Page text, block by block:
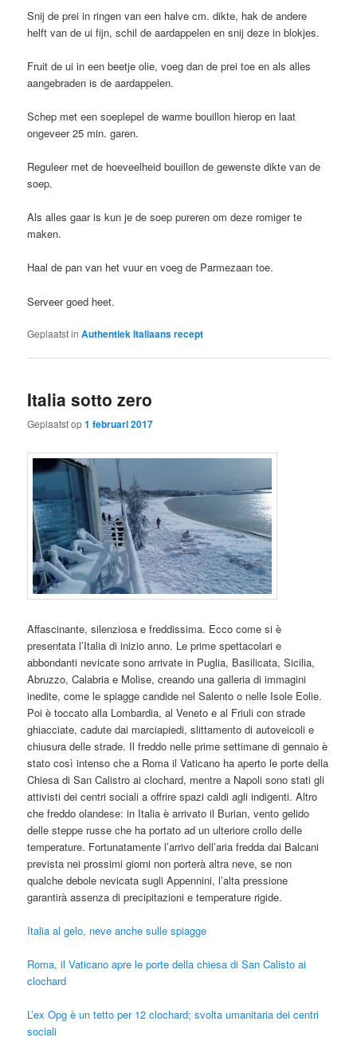
Snij de prei in ringen van een halve cm. dikte, hak de andere
helft van de ui fijn, schil de aardappelen en snij deze in blokjes.
Fruit de ui in een beetje olie, voeg dan de prei toe en als alles
aangebraden is de aardappelen.
Schep met een soeplepel de warme bouillon hierop en laat
ongeveer 25 min. garen.
Reguleer met de hoeveelheid bouillon de gewenste dikte van de
soep.
Als alles gaar is kun je de soep pureren om deze romiger te
maken.
Haal de pan van het vuur en voeg de Parmezaan toe.
Serveer goed heet.
Geplaatst in Authentiek Italiaans recept
Italia sotto zero
Geplaatst op1 februari 2017
Affascinante, silenziosa e freddissima. Ecco come si è
presentata l’Italia di inizio anno. Le prime spettacolari e
abbondanti nevicate sono arrivate in Puglia, Basilicata, Sicilia,
Abruzzo, Calabria e Molise, creando una galleria di immagini
inedite, come le spiagge candide nel Salento o nelle Isole Eolie.
Poi è toccato alla Lombardia, al Veneto e al Friuli con strade
ghiacciate, cadute dai marciapiedi, slittamento di autoveicoli e
chiusura delle strade. Il freddo nelle prime settimane di gennaio è
stato così intensoche a Roma il Vaticano ha aperto le porte della
Chiesa di San Calistro ai clochard, mentre a Napoli sono stati gli
attivisti dei centri sociali a offrire spazi caldi agli indigenti. Altro
che freddo olandese: in Italia è arrivato il Burian, vento gelido
delle steppe russeche ha portato ad un ulteriore crollo delle
temperature. Fortunatamente l’arrivo dell’aria fredda dai Balcani
prevista nei prossimi giorni non porterà altra neve, se non
qualche debole nevicata sugli Appennini, l’alta pressione
garantirà assenza di precipitazioni e temperature rigide.
Italia al gelo, neve anche sulle spiagge
Roma, il Vaticano apre le porte della chiesa di San Calisto ai
clochard
L’ex Opg è un tetto per 12 clochard; svolta umanitaria dei centri
sociali